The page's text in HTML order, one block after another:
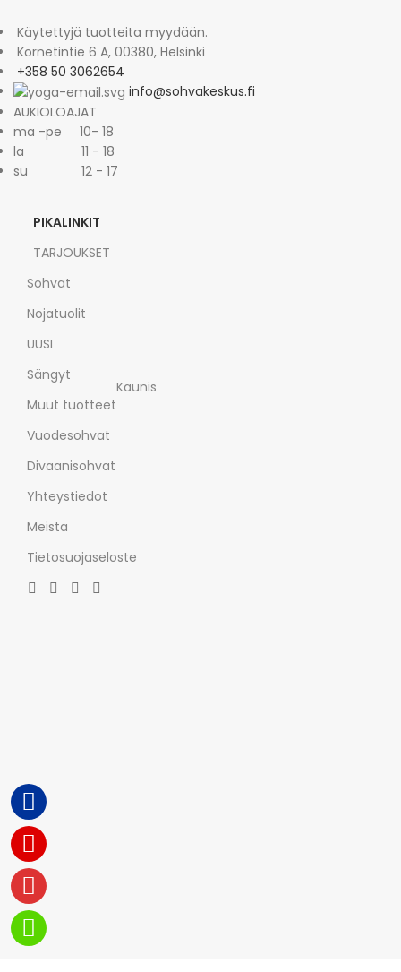
Käytettyjä tuotteita myydään.
Kornetintie 6 A, 00380, Helsinki
+358 50 3062654
info@sohvakeskus.fi
AUKIOLOAJAT
ma -pe 10- 18
la 11 - 18
su 12 - 17
PIKALINKIT
TARJOUKSET
Sohvat
Nojatuolit
UUSI
Sängyt
Muut tuotteet
Kaunis
Vuodesohvat
Divaanisohvat
Yhteystiedot
Meista
Tietosuojaseloste